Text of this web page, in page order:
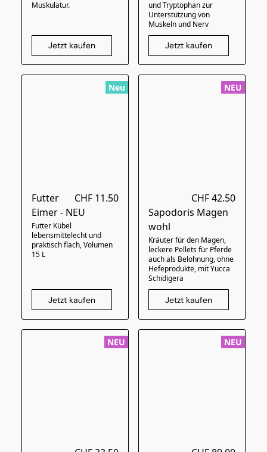
Muskulatur.
Jetzt kaufen
und Tryptophan zur
Unterstützung von
Muskeln und Nerv
Jetzt kaufen
Neu
CHF 11.50
Futter
Eimer - NEU
Futter Kübel
lebensmittelecht und
praktisch flach, Volumen
15 L
Jetzt kaufen
NEU
CHF 42.50
Sapodoris Magen
wohl
Kräuter für den Magen,
leckere Pellets für Pferde
auch als Belohnung, ohne
Hefeprodukte, mit Yucca
Schidigera
Jetzt kaufen
NEU NEU